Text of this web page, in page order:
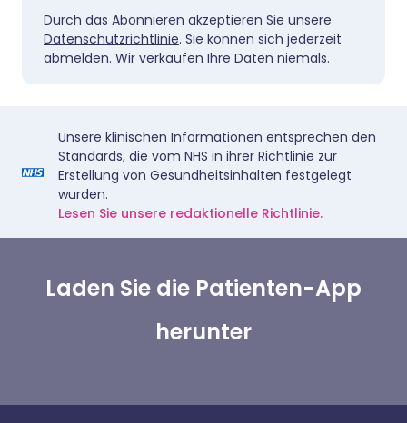
Durch das Abonnieren akzeptieren Sie unsere
Datenschutzrichtlinie. Sie können sich jederzeit
abmelden. Wir verkaufen Ihre Daten niemals.
Unsere klinischen Informationen entsprechen den
Standards, die vom NHS in ihrer Richtlinie zur
Erstellung von Gesundheitsinhalten festgelegt
wurden.
Lesen Sie unsere redaktionelle Richtlinie.
Laden Sie die Patienten-App
herunter